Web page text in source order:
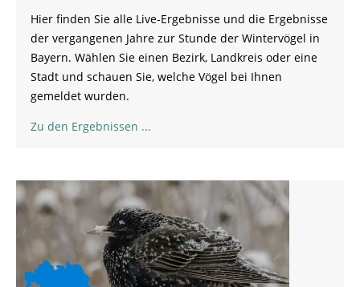
Hier finden Sie alle Live-Ergebnisse und die Ergebnisse
der vergangenen Jahre zur Stunde der Wintervögel in
Bayern. Wählen Sie einen Bezirk, Landkreis oder eine
Stadt und schauen Sie, welche Vögel bei Ihnen
gemeldet wurden.
Zu den Ergebnissen